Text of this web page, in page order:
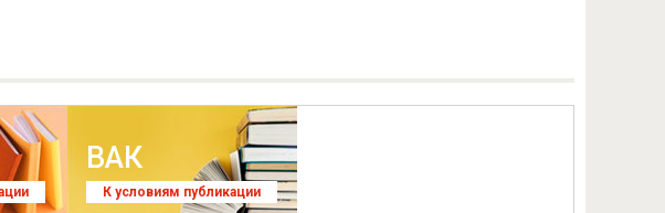
ВАК
К условиям публикации